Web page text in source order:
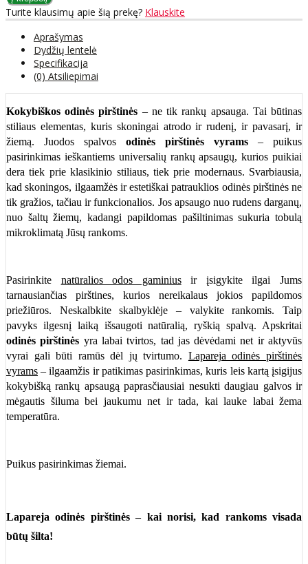
Turite klausimų apie šią prekę? Klauskite
Aprašymas
Dydžių lentelė
Specifikacija
(0) Atsiliepimai
Kokybiškos odinės pirštinės – ne tik rankų apsauga. Tai būtinas
stiliaus elementas, kuris skoningai atrodo ir rudenį, ir pavasarį, ir
žiemą. Juodos spalvos odinės pirštinės vyrams – puikus
pasirinkimas ieškantiems universalių rankų apsaugų, kurios puikiai
dera tiek prie klasikinio stiliaus, tiek prie modernaus. Svarbiausia,
kad skoningos, ilgaamžės ir estetiškai patrauklios odinės pirštinės ne
tik gražios, tačiau ir funkcionalios. Jos apsaugo nuo rudens darganų,
nuo šaltų žiemų, kadangi papildomas pašiltinimas sukuria tobulą
mikroklimatą Jūsų rankoms.
Pasirinkite natūralios odos gaminiusir įsigykite ilgai Jums
tarnausiančias pirštines, kurios nereikalaus jokios papildomos
priežiūros. Neskalbkite skalbyklėje – valykite rankomis. Taip
pavyks ilgesnį laiką išsaugoti natūralią, ryškią spalvą. Apskritai
odinės pirštinės yra labai tvirtos, tad jas dėvėdami net ir aktyvūs
vyrai gali būti ramūs dėl jų tvirtumo. Lapareja odinės pirštinės
vyrams – ilgaamžis ir patikimas pasirinkimas, kuris leis kartą įsigijus
kokybišką rankų apsaugą paprasčiausiai nesukti daugiau galvos ir
mėgautis šiluma bei jaukumu net ir tada, kai lauke labai žema
temperatūra.
Puikus pasirinkimas žiemai.
Lapareja odinės pirštinės – kai norisi, kad rankoms visada
būtų šilta!